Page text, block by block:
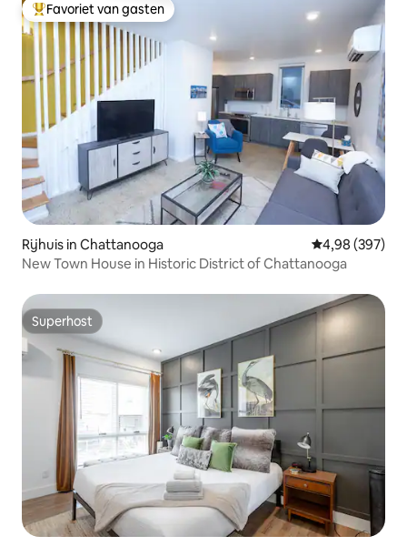
Topfavoriet van gasten
Favoriet van gasten
Rijhuis in Chattanooga Gemiddelde
4,98 (397)
New Town House in Historic District of Chattanooga
Superhost
Superhost